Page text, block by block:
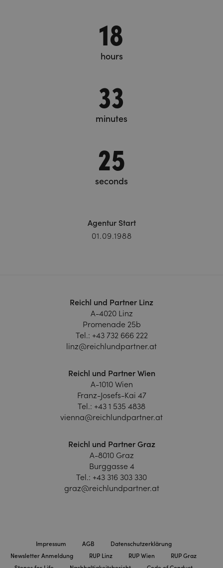
18
hours
33
minutes
25
seconds
Agentur Start
01.09.1988
Reichl und Partner Linz
A-4020 Linz
Promenade 25b
Tel.: +43 732 666 222
linz@reichlundpartner.at
Reichl und Partner Wien
A-1010 Wien
Franz-Josefs-Kai 47
Tel.: +43 1 535 4838
vienna@reichlundpartner.at
Reichl und Partner Graz
A-8010 Graz
Burggasse 4
Tel.: +43 316 303 330
graz@reichlundpartner.at
Impressum AGB
Datenschutzerklärung
Newsletter Anmeldung
RUP Linz RUP Wien
RUP Graz